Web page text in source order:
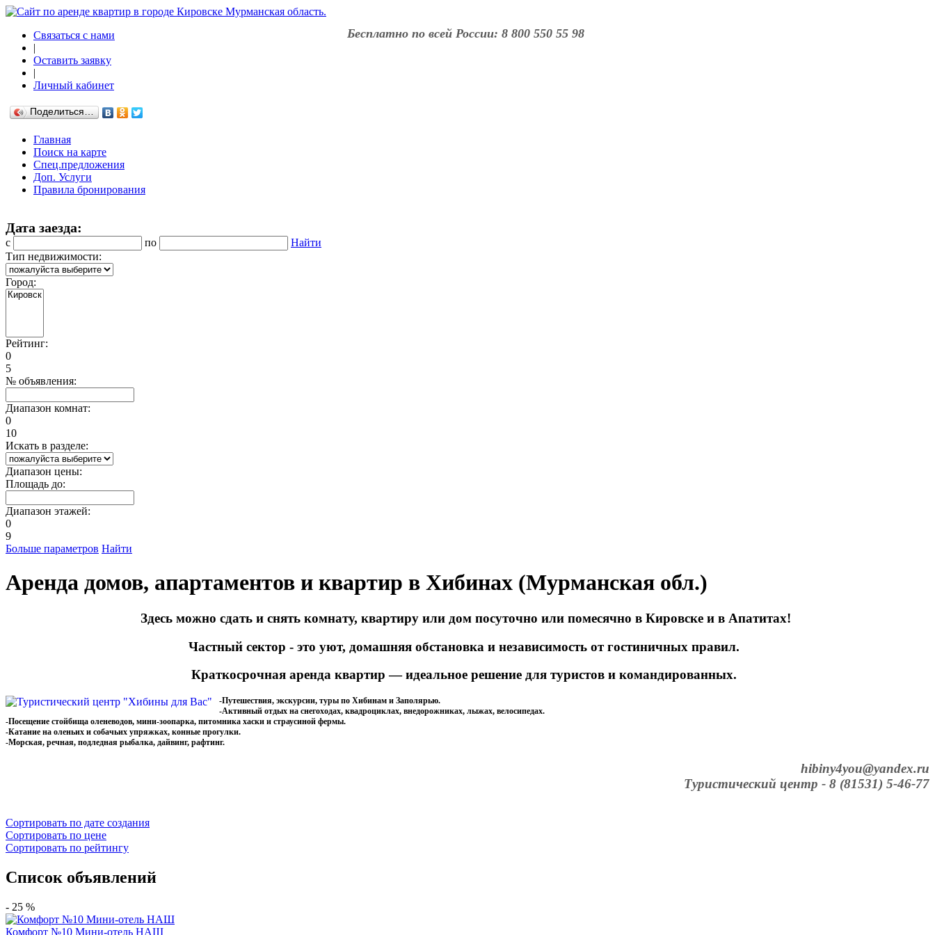
Бесплатно по всей России: 8 800 550 55 98
Связаться с нами
|
Оставить заявку
|
Личный кабинет
Поделиться…
Главная
Поиск на карте
Спец.предложения
Доп. Услуги
Правила бронирования
Дата заезда:
с по
Найти
Тип недвижимости:
Город:
Рейтинг:
0
5
№ объявления:
Диапазон комнат:
0
10
Искать в разделе:
Диапазон цены:
Площадь до:
Диапазон этажей:
0
9
Больше параметров Найти
Аренда домов, апартаментов и квартир в Хибинах (Мурманская обл.)
Здесь можно сдать и снять комнату, квартиру или дом посуточно или помесячно в Кировске и в Апатитах!
Частный сектор - это уют, домашняя обстановка и независимость от гостиничных правил.
Краткосрочная аренда квартир — идеальное решение для туристов и командированных.
-Путешествия, экскурсии, туры по Хибинам и Заполярью.
-Активный отдых на снегоходах, квадроциклах, внедорожниках, лыжах, велосипедах.
-Посещение стойбища оленеводов, мини-зоопарка, питомника хаски и страусиной фермы.
-Катание на оленьих и собачьих упряжках, конные прогулки.
-Морская, речная, подледная рыбалка, дайвинг, рафтинг.
hibiny4you@yandex.ru
Туристический центр - 8 (81531) 5-46-77
Сортировать по дате создания
Сортировать по цене
Сортировать по рейтингу
Список объявлений
- 25 %
Комфорт №10 Мини-отель НАШ